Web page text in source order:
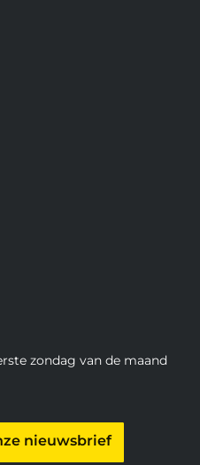
zondag van de maand
nieuwsbrief